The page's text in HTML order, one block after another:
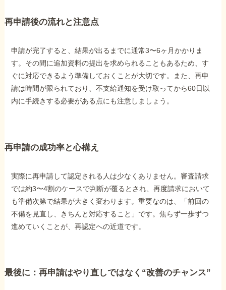
再申請後の流れと注意点
申請が完了すると、結果が出るまでに通常3〜6ヶ月かかりま
す。その間に追加資料の提出を求められることもあるため、す
ぐに対応できるよう準備しておくことが大切です。また、再申
請は時間が限られており、不支給通知を受け取ってから60日以
内に手続きする必要がある点にも注意しましょう。
再申請の成功率と心構え
実際に再申請して認定される人は少なくありません。審査請求
では約3〜4割のケースで判断が覆るとされ、再度請求において
も準備次第で結果が大きく変わります。重要なのは、「前回の
不備を見直し、きちんと対応すること」です。焦らず一歩ずつ
進めていくことが、再認定への近道です。
最後に：再申請はやり直しではなく“改善のチャンス”